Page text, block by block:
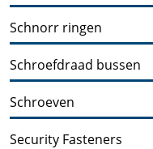
Schnorr ringen
Schroefdraad bussen
Schroeven
Security Fasteners